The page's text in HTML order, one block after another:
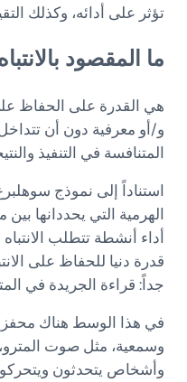
تؤثر على أدائه، وكذلك
ما المقصود
هي القدرة على الحفاظ
و/أو معرفية دون أن
المتنافسة في التنفيذ
استناداً إلى نموذج سوهلبرغ
الهرمية التي يحددانها بين
أداء أنشطة تتطلب
قدرة دنيا للحفاظ على
جداً: قراءة الجريدة في
في هذا الوسط هناك
وسمعية، مثل صوت
وأشخاص يتحدثون